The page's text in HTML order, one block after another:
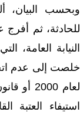
وبحسب البيان،
للحادثة، ثم أفرج
النيابة العامة،
خلصت إلى عدم
استيفاء العتبة